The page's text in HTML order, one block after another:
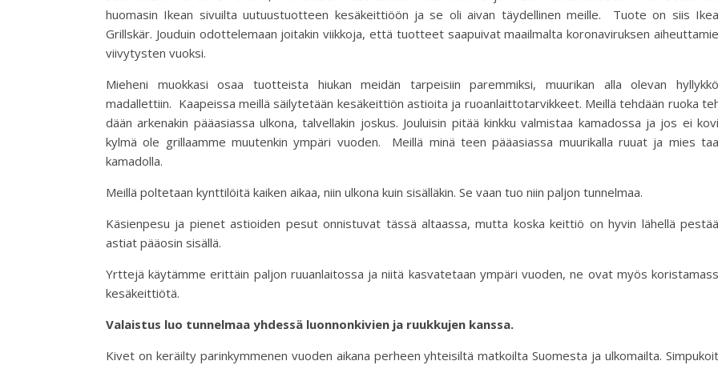
huomasin Ikean sivuilta uutuustuotteen kesäkeittiöön ja se oli aivan täydellinen meille. Tuote on siis
Grillskär. Jouduin odottelemaan joitakin viikkoja, että tuotteet saapuivat maailmalta koronaviruksen
viivytysten vuoksi.
Mieheni muokkasi osaa tuotteista hiukan meidän tarpeisiin paremmiksi, muurikan alla olevan
madallettiin. Kaa­peis­sa meillä säi­ly­te­tään ke­sä­keit­ti­ön as­ti­oita ja ruo­an­lait­to­tar­vik­keet. Meillä tehdään ruo­ka
dään ar­ke­na­kin pää­a­si­as­sa ul­ko­na, talvellakin joskus. Jouluisin pitää kinkku valmistaa kamadossa ja jos ei
kylmä ole grillaamme muutenkin ympäri vuoden. Meillä minä teen pääasiassa muurikalla ruuat ja mies
kamadolla.
Meillä poltetaan kynttilöitä kaiken aikaa, niin ulkona kuin sisälläkin. Se vaan tuo niin paljon tunnelmaa.
Käsienpesu ja pienet astioiden pesut onnistuvat tässä altaassa, mutta koska keittiö on hyvin lähellä
astiat pääosin sisällä.
Yrttejä käytämme erittäin paljon ruuanlaitossa ja niitä kasvatetaan ympäri vuoden, ne ovat myös
kesäkeittiötä.
Valaistus luo tunnelmaa yhdessä luon­non­ki­vien ja ruukkujen kanssa.
Kivet on keräilty parinkymmenen vuoden aikana perheen yhteisiltä matkoilta Suomesta ja ulkomailta.